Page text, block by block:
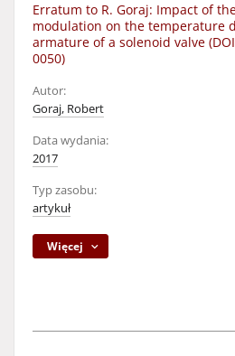
Erratum to R. Goraj: Impact of
modulation on the temperature
armature of a solenoid valve
0050)
Autor:
Goraj, Robert
Data wydania:
2017
Typ zasobu:
artykuł
Więcej